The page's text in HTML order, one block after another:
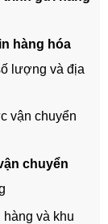
hàng hóa
lượng và địa
vận chuyển
chuyển
và khu